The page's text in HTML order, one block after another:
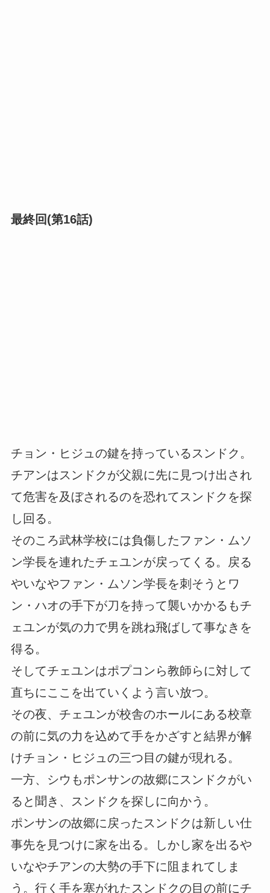
最終回(第16話)
チョン・ヒジュの鍵を持っているスンドク。
チアンはスンドクが父親に先に見つけ出され
て危害を及ぼされるのを恐れてスンドクを探
し回る。
そのころ武林学校には負傷したファン・ムソ
ン学長を連れたチェユンが戻ってくる。戻る
やいなやファン・ムソン学長を刺そうとワ
ン・ハオの手下が刀を持って襲いかかるもチ
ェユンが気の力で男を跳ね飛ばして事なきを
得る。
そしてチェユンはポプコンら教師らに対して
直ちにここを出ていくよう言い放つ。
その夜、チェユンが校舎のホールにある校章
の前に気の力を込めて手をかざすと結界が解
けチョン・ヒジュの三つ目の鍵が現れる。
一方、シウもポンサンの故郷にスンドクがい
ると聞き、スンドクを探しに向かう。
ポンサンの故郷に戻ったスンドクは新しい仕
事先を見つけに家を出る。しかし家を出るや
いなやチアンの大勢の手下に阻まれてしま
う。行く手を塞がれたスンドクの目の前にチ